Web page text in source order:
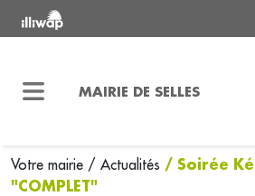
MAIRIE DE SELLES
Votre mairie / Actualités / Soirée
"COMPLET"